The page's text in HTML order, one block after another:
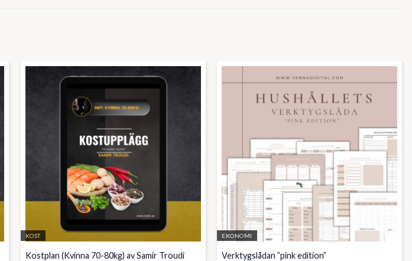
KOST
Kostplan (Kvinna 70-80kg) av Samir Troudi
EKONOMI
Verktygslådan ”pink edition”